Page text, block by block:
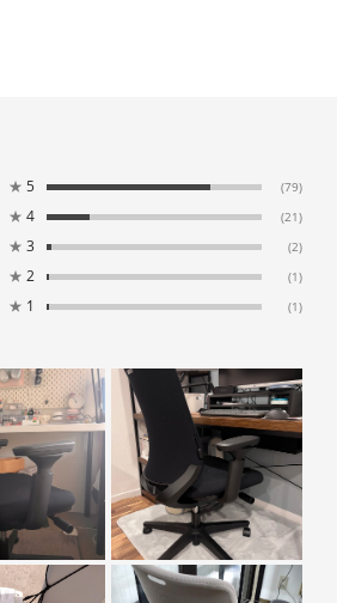
★ 5 (79)
★ 4 (21)
★ 3 (2)
★ 2 (1)
★ 1 (1)